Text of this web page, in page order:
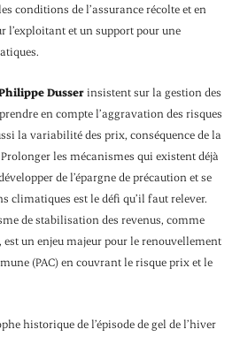
conditions de l’assurance récolte et en
l’exploitant et un support pour une
Dusserinsistent sur la gestion des
en compte l’aggravation des risques
la variabilité des prix, conséquence de la
les mécanismes qui existent déjà
de l’épargne de précaution et se
climatiques est le défi qu’il faut relever.
de stabilisation des revenus, comme
un enjeu majeur pour le renouvellement
(PAC) en couvrant le risque prix et le
historique de l’épisode de gel de l’hiver